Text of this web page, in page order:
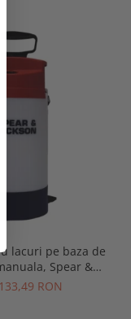
lacuri pe baza de
Spear &
RON